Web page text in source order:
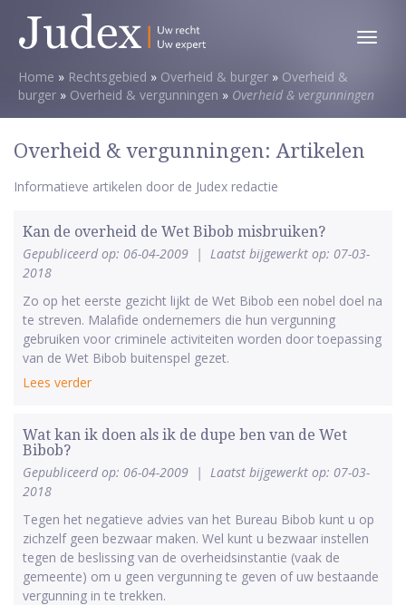
Toggle
Home » Rechtsgebied » Overheid & burger » Overheid &
burger » Overheid & vergunningen » Overheid & vergunningen
Overheid & vergunningen: Artikelen
Informatieve artikelen door de Judex redactie
Kan de overheid de Wet Bibob misbruiken?
Gepubliceerd op: 06-04-2009 | Laatst bijgewerkt op: 07-03-
2018
Zo op het eerste gezicht lijkt de Wet Bibob een nobel doel na
te streven. Malafide ondernemers die hun vergunning
gebruiken voor criminele activiteiten worden door toepassing
van de Wet Bibob buitenspel gezet.
Lees verder
Wat kan ik doen als ik de dupe ben van de Wet
Bibob?
Gepubliceerd op: 06-04-2009 | Laatst bijgewerkt op: 07-03-
2018
Tegen het negatieve advies van het Bureau Bibob kunt u op
zichzelf geen bezwaar maken. Wel kunt u bezwaar instellen
tegen de beslissing van de overheidsinstantie (vaak de
gemeente) om u geen vergunning te geven of uw bestaande
vergunning in te trekken.